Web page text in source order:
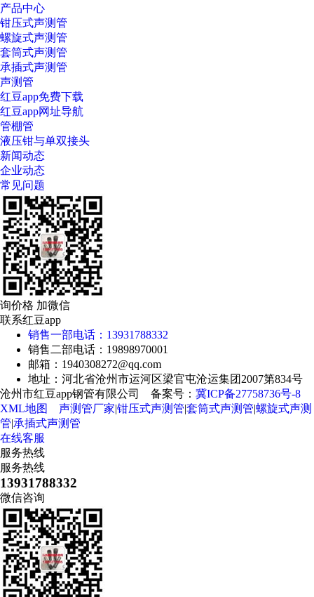
产品中心
钳压式声测管
螺旋式声测管
套筒式声测管
承插式声测管
声测管
红豆app免费下载
红豆app网址导航
管棚管
液压钳与单双接头
新闻动态
企业动态
常见问题
询价格 加微信
联系红豆app
销售一部电话：13931788332
销售二部电话：19898970001
邮箱：1940308272@qq.com
地址：河北省沧州市运河区梁官屯沧运集团2007第834号
沧州市红豆app钢管有限公司 备案号： 冀ICP备27758736号-8
XML地图
声测管厂家|钳压式声测管|套筒式声测管|螺旋式声测
管|承插式声测管
在线客服
服务热线
服务热线
13931788332
微信咨询